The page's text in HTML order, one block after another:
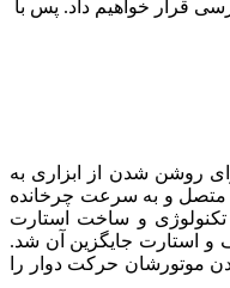
قرار خواهیم داد. پس با
روشن شدن از ابزاری به
متصل و به سرعت چرخانده
و ساخت استارت
و استارت جایگزین آن شد.
موتورشان حرکت دوار را